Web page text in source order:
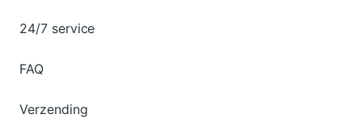
24/7 service
FAQ
Verzending